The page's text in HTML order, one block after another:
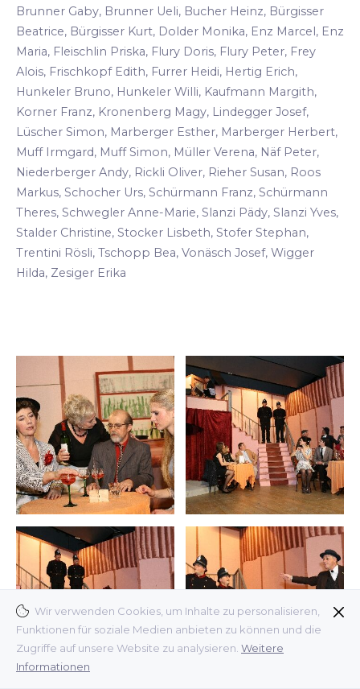
Wir verwenden Cookies, um Inhalte zu personalisieren,
Funktionen für soziale Medien anbieten zu können und die
Zugriffe auf unsere Website zu analysieren. Weitere
Informationen
Brunner Gaby, Brunner Ueli, Bucher Heinz, Bürgisser
Beatrice, Bürgisser Kurt, Dolder Monika, Enz Marcel, Enz
Maria, Fleischlin Priska, Flury Doris, Flury Peter, Frey
Alois, Frischkopf Edith, Furrer Heidi, Hertig Erich,
Hunkeler Bruno, Hunkeler Willi, Kaufmann Margith,
Korner Franz, Kronenberg Magy, Lindegger Josef,
Lüscher Simon, Marberger Esther, Marberger Herbert,
Muff Irmgard, Muff Simon, Müller Verena, Näf Peter,
Niederberger Andy, Rickli Oliver, Rieher Susan, Roos
Markus, Schocher Urs, Schürmann Franz, Schürmann
Theres, Schwegler Anne-Marie, Slanzi Pädy, Slanzi Yves,
Stalder Christine, Stocker Lisbeth, Stofer Stephan,
Trentini Rösli, Tschopp Bea, Vonäsch Josef, Wigger
Hilda, Zesiger Erika